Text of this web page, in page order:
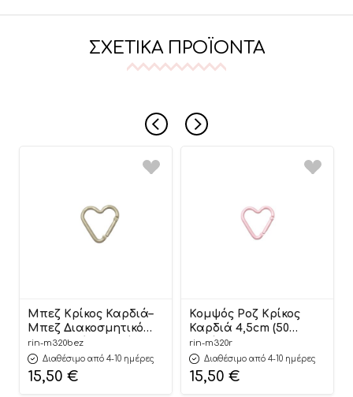
ΣΧΕΤΙΚΆ ΠΡΟΪΌΝΤΑ
Μπεζ Κρίκος Καρδιά–
Μπεζ Διακοσμητικό
Κρεμαστό Στοιχείο
4,5cm (50 τεμάχια) |
Μ320ΜΠΕΖ Riniotis
rin-m320bez
Διαθέσιμο από 4-10 ημέρες
15,50 €
Κομψός Ροζ Κρίκος
Καρδιά 4,5cm (50
τεμάχια) | Μ320Ρ
Riniotis
rin-m320r
Διαθέσιμο από 4-10 ημέρες
15,50 €